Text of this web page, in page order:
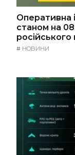
Оперативна
станом на
російського
# НОВИНИ